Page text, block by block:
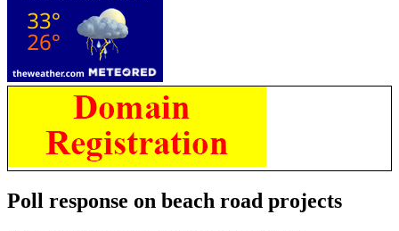
Poll response on beach road projects